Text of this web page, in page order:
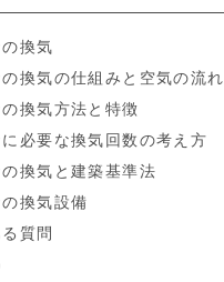
換気
換気の仕組みと空気の流れ
換気方法と特徴
必要な換気回数の考え方
換気と建築基準法
換気設備
質問